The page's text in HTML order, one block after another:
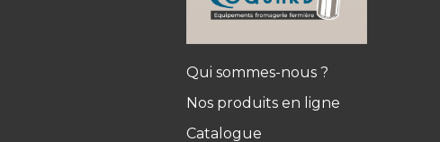
Qui sommes-nous ?
Nos produits en ligne
Catalogue